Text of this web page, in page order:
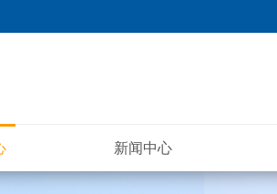
新闻中心